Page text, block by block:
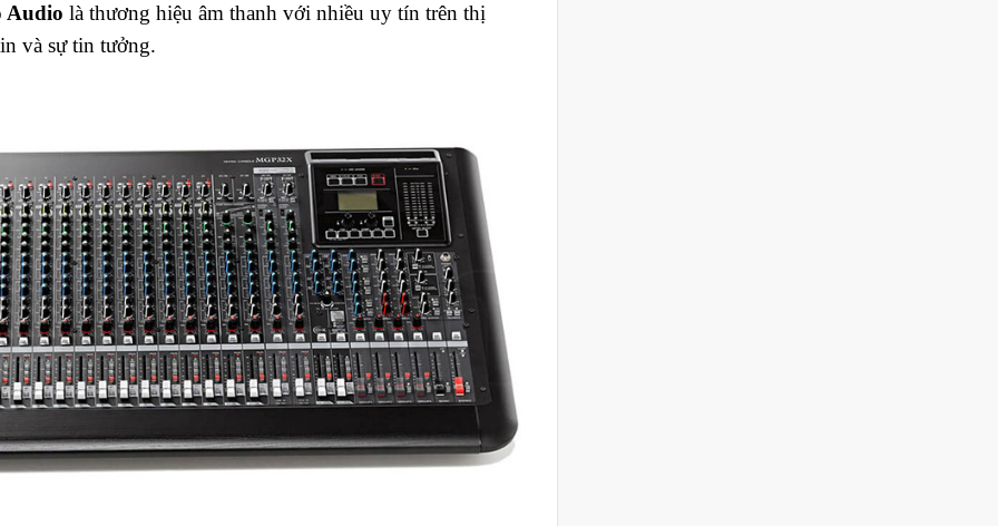
Audio là thương hiệu âm thanh với nhiều uy tín trên thị
và sự tin tưởng.